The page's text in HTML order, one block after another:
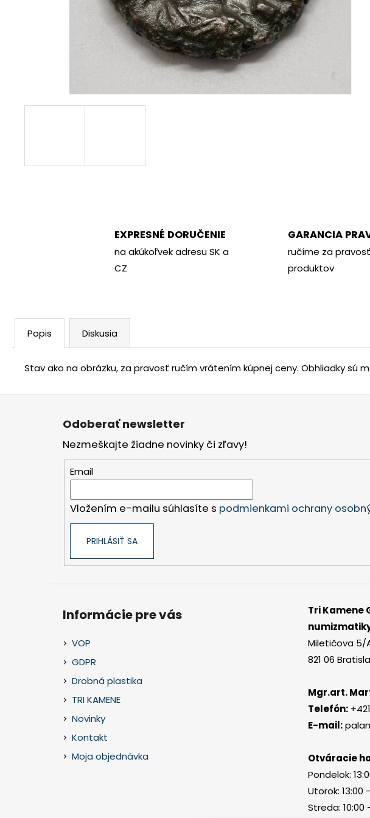
EXPRESNÉ DORUČENIE
na akúkoľvek adresu SK a
CZ
GARANCIA
ručíme za pravosť
produktov
Popis Diskusia
Stav ako na obrázku, za pravosť ručím vrátením kúpnej ceny. Obhliadky sú
€350
Z
Odoberať newsletter
Nezmeškajte žiadne novinky či zľavy!
Email
Vložením e-mailu súhlasíte s podmienkami ochrany
PRIHLÁSIŤ SA
Informácie pre vás
VOP
GDPR
Drobná plastika
TRI KAMENE
Novinky
Kontakt
Moja objednávka
Tri Kamene
Miletičova 5/
821 06
Mgr.art.
Telefón:
E-mail:
Otváracie
Pondelok:
Utorok: 13:00
Streda: 10:00